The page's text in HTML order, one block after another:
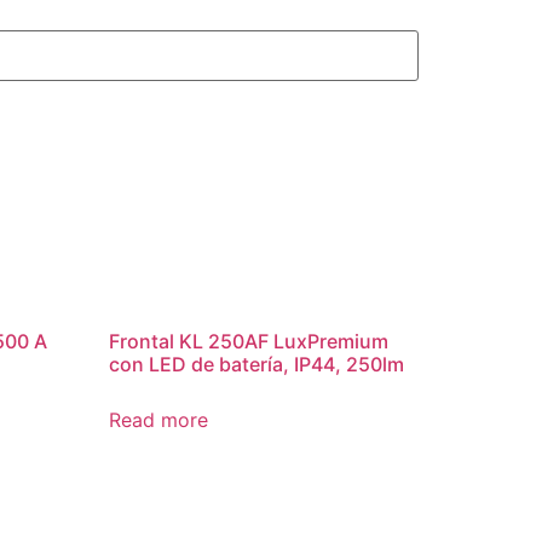
A
Frontal KL 250AF LuxPremium
con LED de batería, IP44, 250lm
Read more